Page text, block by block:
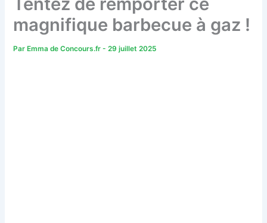
magnifique barbecue à gaz !
ParEmma de Concours.fr-29 juillet 2025